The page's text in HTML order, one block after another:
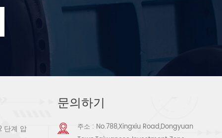
단계 압
문의하기
주소 : No.788,Xingxiu Road,Dongyuan